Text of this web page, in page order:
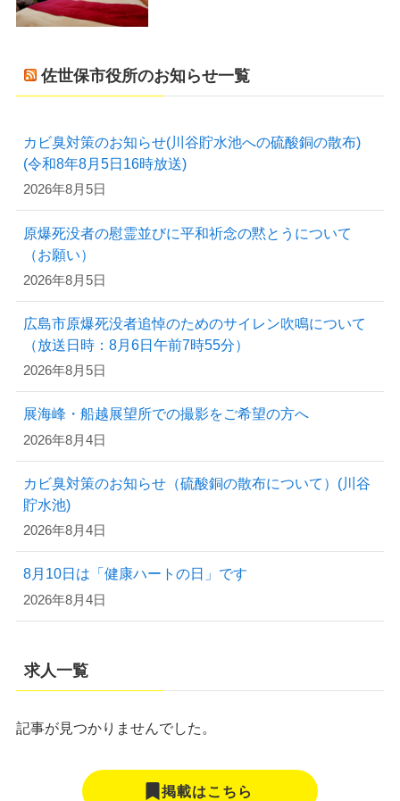
佐世保市役所のお知らせ一覧
カビ臭対策のお知らせ(川谷貯水池への硫酸銅の散布)
(令和8年8月5日16時放送)
2026年8月5日
原爆死没者の慰霊並びに平和祈念の黙とうについて
（お願い）
2026年8月5日
広島市原爆死没者追悼のためのサイレン吹鳴について
（放送日時：8月6日午前7時55分）
2026年8月5日
展海峰・船越展望所での撮影をご希望の方へ
2026年8月4日
カビ臭対策のお知らせ（硫酸銅の散布について）(川谷
貯水池)
2026年8月4日
8月10日は「健康ハートの日」です
2026年8月4日
求人一覧
記事が見つかりませんでした。
掲載はこちら